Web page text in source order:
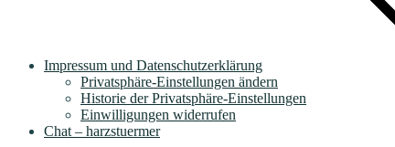
Impressum und Datenschutzerklärung
Privatsphäre-Einstellungen ändern
Historie der Privatsphäre-Einstellungen
Einwilligungen widerrufen
Chat – harzstuermer